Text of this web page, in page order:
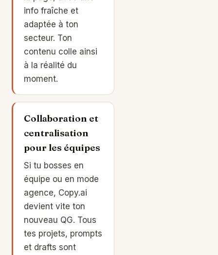
info fraîche et
adaptée à ton
secteur. Ton
contenu colle ainsi
à la réalité du
moment.
Collaboration et
centralisation
pour les équipes
Si tu bosses en
équipe ou en mode
agence, Copy.ai
devient vite ton
nouveau QG. Tous
tes projets, prompts
et drafts sont